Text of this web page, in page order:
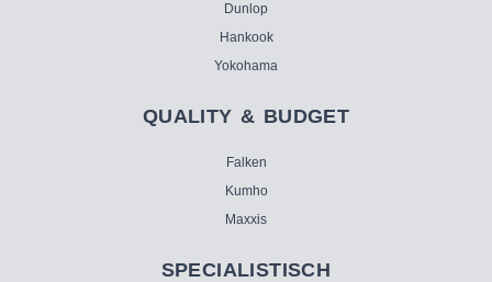
Dunlop
Hankook
Yokohama
QUALITY & BUDGET
Falken
Kumho
Maxxis
SPECIALISTISCH